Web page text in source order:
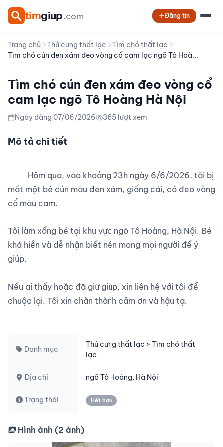
timgiup.com Đăng tin
Trang chủ Thú cưng thất lạc
Tìm chó thất lạc
Tìm chó cún đen xám đeo vòng cổ cam lạc ngõ Tô Hoà...
Tìm chó cún đen xám đeo vòng cổ
cam lạc ngõ Tô Hoàng Hà Nội
Ngày đăng 07/06/2026 365 lượt xem
Mô tả chi tiết
mất một bé cún màu đen xám, giống cái, có đeo vòng
cổ màu cam.
Tôi làm xổng bé tại khu vực ngõ Tô Hoàng, Hà Nội. Bé
khá hiền và dễ nhận biết nên mong mọi người để ý
giúp.
Nếu ai thấy hoặc đã giữ giúp, xin liên hệ với tôi để
chuộc lại. Tôi xin chân thành cảm ơn và hậu tạ.
Danh mục
Thú cưng thất lạc > Tìm chó thất
lạc
Địa chỉ ngõ Tô Hoàng, Hà Nội
Trạng thái Hết hạn
Hình ảnh (2 ảnh)